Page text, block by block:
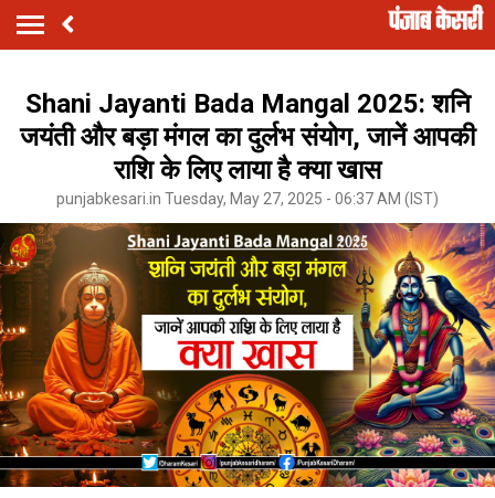
Shani Jayanti Bada Mangal 2025: शनि
जयंती और बड़ा मंगल का दुर्लभ संयोग, जानें आपकी
राशि के लिए लाया है क्या खास
punjabkesari.in Tuesday, May 27, 2025 - 06:37 AM (IST)